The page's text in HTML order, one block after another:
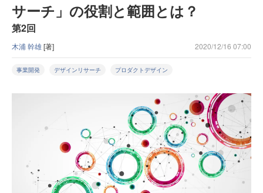
サーチ」の役割と範囲とは？
第2回
木浦 幹雄[著] 2020/12/16 07:00
事業開発 デザインリサーチ プロダクトデザイン